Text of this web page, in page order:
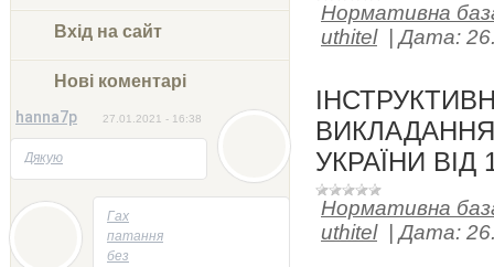
Вхід на сайт
Нові коментарі
hanna7p 27.01.2021 - 16:38
Дякую
Гах
патання
без
Нормативна
uthitel
|Дата:
ВИКЛАДАННЯ
УКРАЇНИ ВІД
Нормативна
uthitel
|Дата: